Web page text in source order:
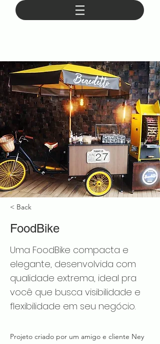
< Back
FoodBike
Uma FoodBike compacta e
elegante, desenvolvida com
qualidade extrema, ideal pra
você que busca visibilidade e
flexibilidade em seu negócio.
Projeto criado por um amigo e cliente Ney